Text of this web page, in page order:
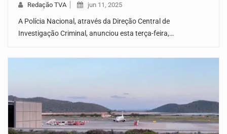
Redação TVA jun 11, 2025
A Polícia Nacional, através da Direção Central de
Investigação Criminal, anunciou esta terça-feira,…